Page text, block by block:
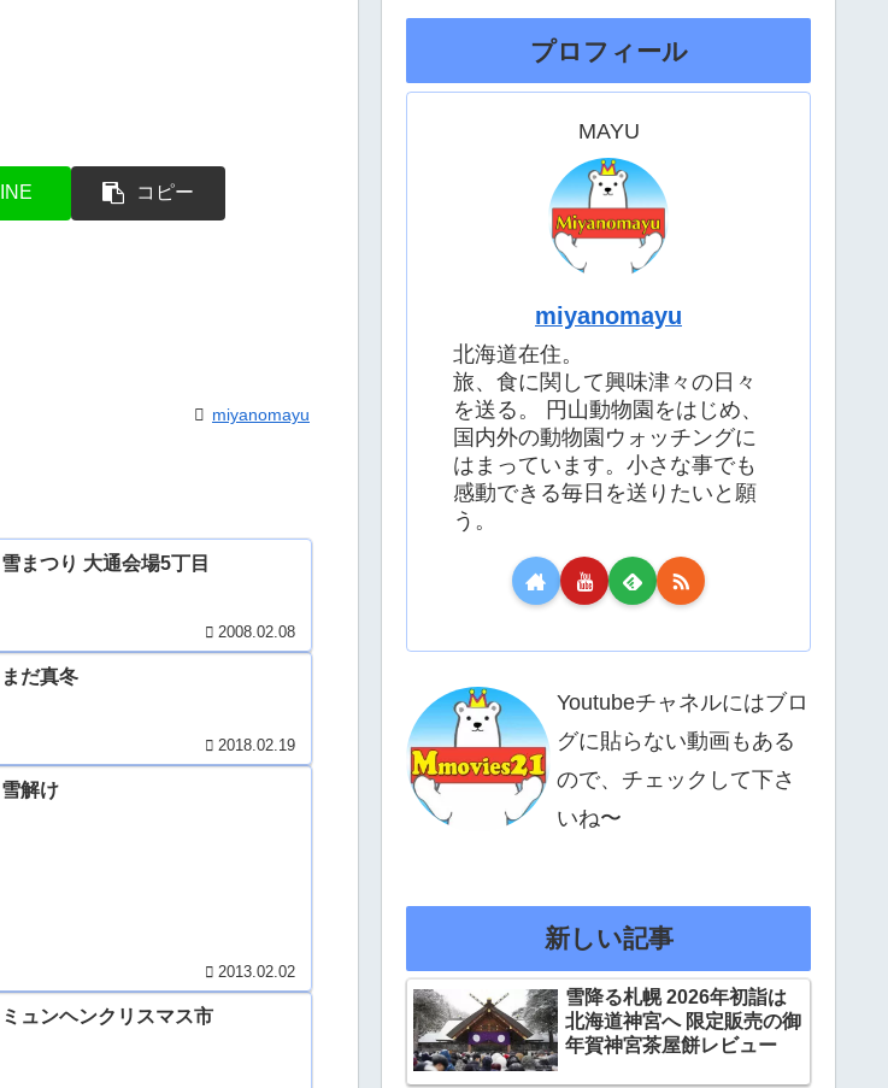
コピー
miyanomayu
雪まつり 大通会場5丁目
2008.02.08
まだ真冬
2018.02.19
雪解け
2013.02.02
ミュンヘンクリスマス市
プロフィール
MAYU
miyanomayu
北海道在住。
旅、食に関して興味津々の日々
を送る。 円山動物園をはじめ、
国内外の動物園ウォッチングに
はまっています。小さな事でも
感動できる毎日を送りたいと願
う。
Youtubeチャネルにはブロ
グに貼らない動画もある
ので、チェックして下さ
いね〜
新しい記事
雪降る札幌 2026年初詣は
北海道神宮へ 限定販売の御
年賀神宮茶屋餅レビュー